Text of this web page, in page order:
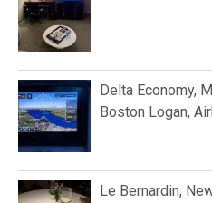
Delta Economy,
Boston Logan,
Le Bernardin,